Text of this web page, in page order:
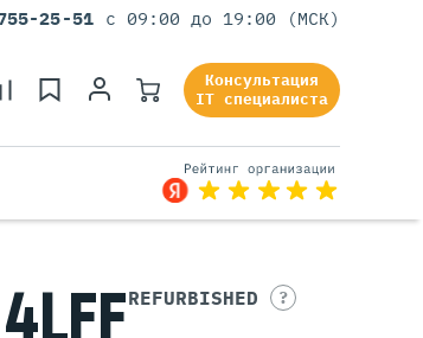
Под Задачи
Для 1С
25-51 с 09:00 до 19:00 (МСК)
Консультация
IT специалиста
REFURBISHED ?